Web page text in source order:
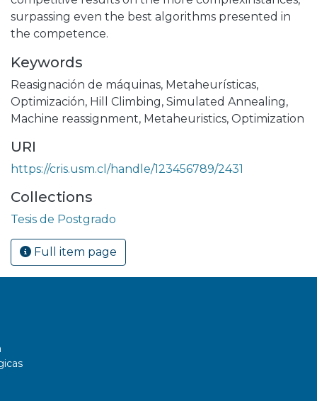
surpassing even the best algorithms presented in
the competence.
Keywords
Reasignación de máquinas, Metaheurísticas,
Optimización, Hill Climbing, Simulated Annealing,
Machine reassignment, Metaheuristics, Optimization
URI
https://cris.usm.cl/handle/123456789/2431
Collections
Tesis de Postgrado
Full item page